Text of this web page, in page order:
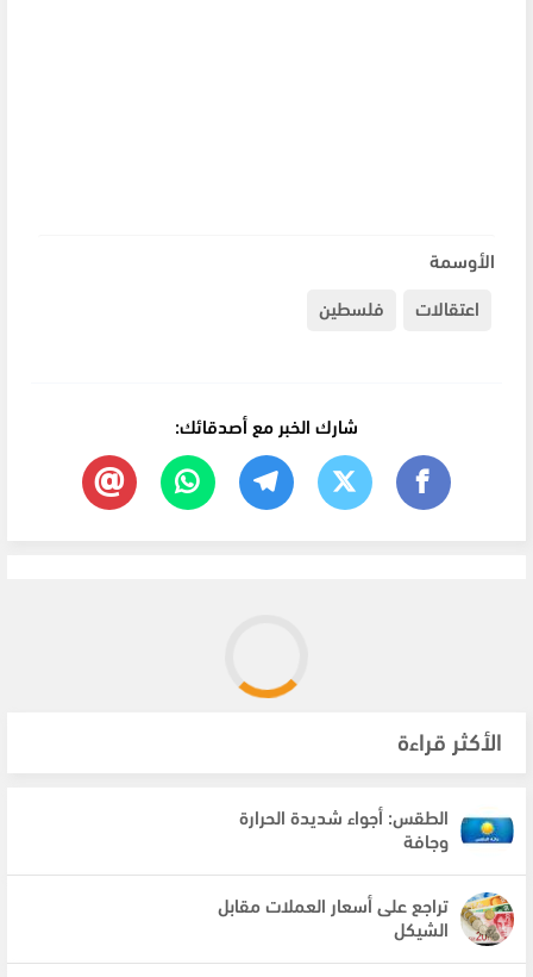
الأوسمة
اعتقالات
فلسطين
شارك الخبر مع أصدقائك:
الأكثر قراءة
الطقس: أجواء شديدة الحرارة
وجافة
تراجع على أسعار العملات مقابل
الشيكل